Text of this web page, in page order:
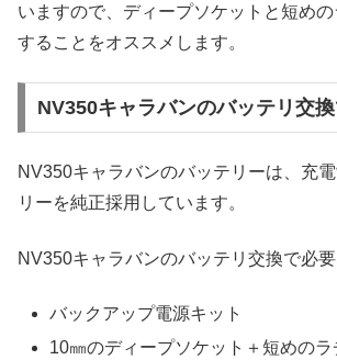
いますので、ディープソケットと短め
することをオススメします。
NV350キャラバンのバッテリ交
NV350キャラバンのバッテリーは、充
リーを純正採用しています。
NV350キャラバンのバッテリ交換で必
バックアップ電源キット
10㎜のディープソケット＋短めのラ